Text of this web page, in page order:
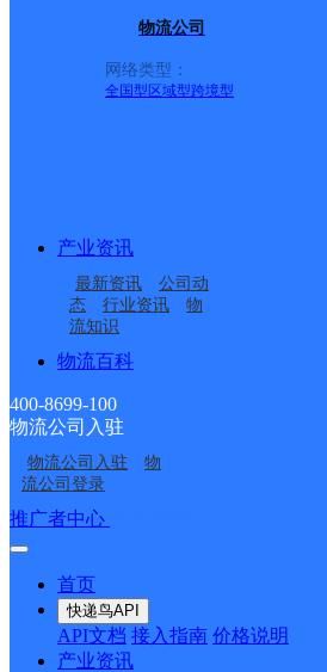
物流公司
网络类型：
全国型 区域型跨境型
产业资讯
最新资讯
公司动
态
行业资讯
物
流知识
物流百科
400-8699-100
物流公司入驻
物流公司入驻
物
流公司登录
推广者中心
首页
快递鸟API
API文档 接入指南 价格说明
产业资讯
派送范围:县
交口县惠宜生
更多
派送范围:全境
交口县
百世快递
水头村河东新村
派送范围:县城
位。 县城周